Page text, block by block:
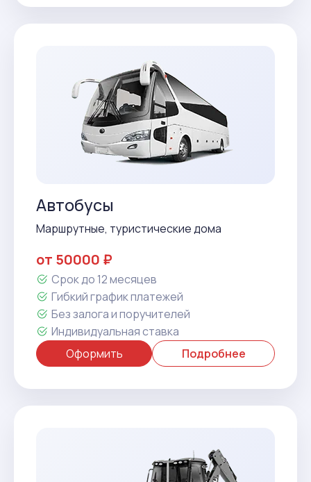
Автобусы
Маршрутные, туристические дома
от 50000 ₽
Срок до 12 месяцев
Гибкий график платежей
Без залога и поручителей
Индивидуальная ставка
Оформить
Подробнее